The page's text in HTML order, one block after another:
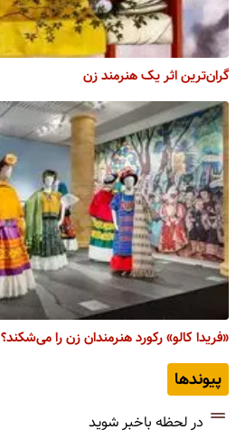
گران‌ترین اثر یک هنرمند زن
«فریدا کالو» رکورد هنرمندان زن را می‌شکند؟
پیوندها
در لحظه باخبر شوید